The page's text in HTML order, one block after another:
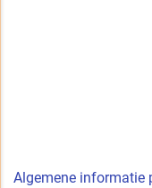
Algemene informatie